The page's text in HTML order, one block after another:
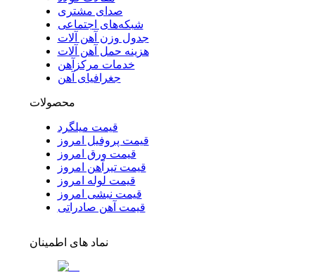
صدای مشتری
شبکه‌های اجتماعی
جدول وزن آهن آلات
هزینه حمل آهن آلات
خدمات مرکزآهن
جغرافیای آهن
محصولات
قیمت میلگرد
قیمت پروفیل امروز
قیمت ورق امروز
قیمت تیرآهن امروز
قیمت لوله امروز
قیمت نبشی امروز
قیمت آهن صادراتی
نماد های اطمینان